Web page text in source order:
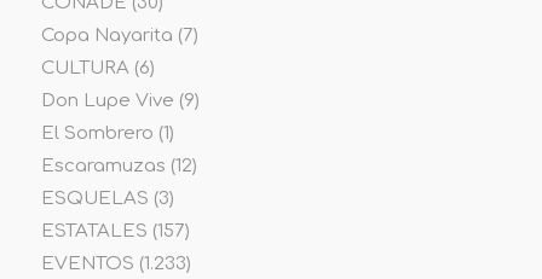
Copa Nayarita (7)
CULTURA(6)
Don Lupe Vive (9)
El Sombrero (1)
Escaramuzas (12)
ESQUELAS (3)
ESTATALES (157)
EVENTOS (1.233)